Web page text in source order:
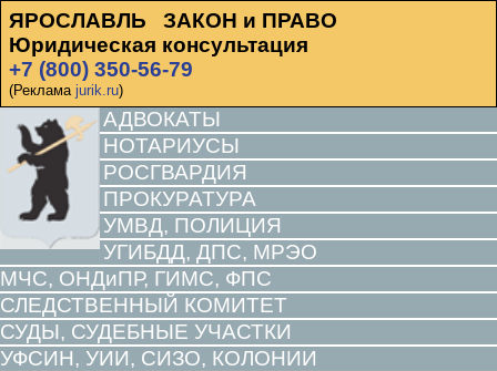
ЯРОСЛАВЛЬ ЗАКОН и ПРАВО
Юридическая консультация
+7 (800) 350-56-79
(Реклама jurik.ru)
АДВОКАТЫ
НОТАРИУСЫ
РОСГВАРДИЯ
ПРОКУРАТУРА
УМВД, ПОЛИЦИЯ
УГИБДД, ДПС, МРЭО
МЧС, ОНДиПР, ГИМС, ФПС
СЛЕДСТВЕННЫЙ КОМИТЕТ
СУДЫ, СУДЕБНЫЕ УЧАСТКИ
УФСИН, УИИ, СИЗО, КОЛОНИИ